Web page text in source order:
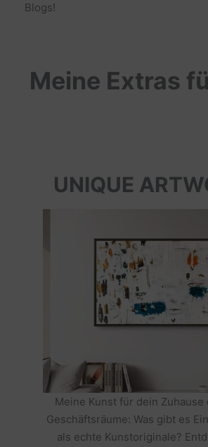
Blogs!
Meine Extras
UNIQUE
Meine Kunst für dein Zuhause
Geschäftsräume: Was gibt es
als echte Kunstoriginale?